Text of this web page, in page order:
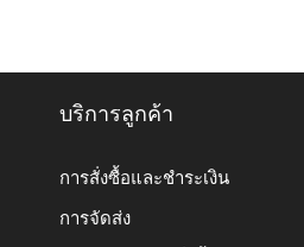
บริการลูกค้า
การสั่งซื้อและชำระเงิน
การจัดส่ง